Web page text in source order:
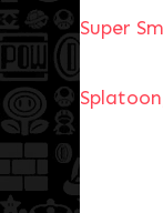
Super